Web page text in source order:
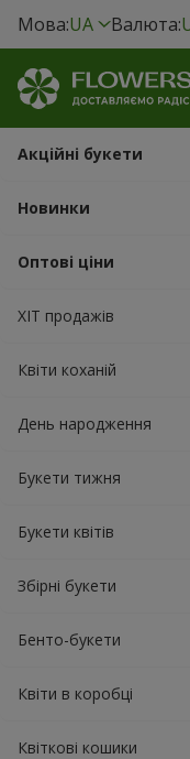
Мова:UA Валюта:
Акційні букети
Новинки
Оптові ціни
ХІТ продажів
Квіти коханій
День народження
Букети тижня
Букети квітів
Збірні букети
Бенто-букети
Квіти в коробці
Квіткові кошики